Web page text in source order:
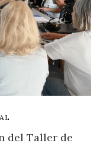
del Taller de